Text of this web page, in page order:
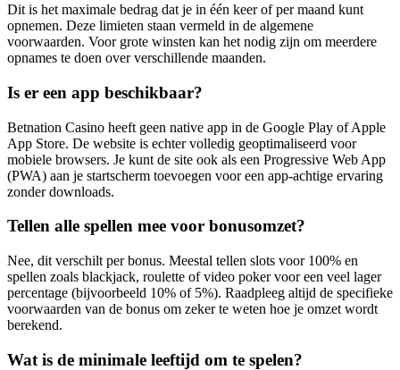
Dit is het maximale bedrag dat je in één keer of per maand kunt
opnemen. Deze limieten staan vermeld in de algemene
voorwaarden. Voor grote winsten kan het nodig zijn om meerdere
opnames te doen over verschillende maanden.
Is er een app beschikbaar?
Betnation Casino heeft geen native app in de Google Play of Apple
App Store. De website is echter volledig geoptimaliseerd voor
mobiele browsers. Je kunt de site ook als een Progressive Web App
(PWA) aan je startscherm toevoegen voor een app-achtige ervaring
zonder downloads.
Tellen alle spellen mee voor bonusomzet?
Nee, dit verschilt per bonus. Meestal tellen slots voor 100% en
spellen zoals blackjack, roulette of video poker voor een veel lager
percentage (bijvoorbeeld 10% of 5%). Raadpleeg altijd de specifieke
voorwaarden van de bonus om zeker te weten hoe je omzet wordt
berekend.
Wat is de minimale leeftijd om te spelen?